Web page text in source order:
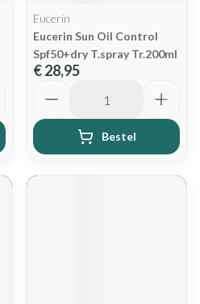
Eucerin
Eucerin Sun Oil Control
Spf50+dry T.spray Tr.200ml
€ 28,95
Bestel